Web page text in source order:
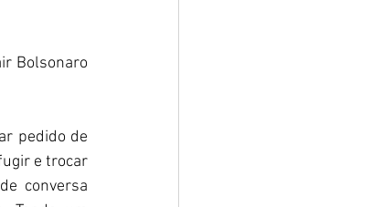
Bolsonaro
pedido de
e trocar
conversa